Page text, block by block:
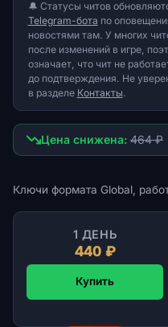
🔔 Статусы читов
Telegram-бота по
новостями там. У многих
после изменений в игре,
означает, что чит не
до подтверждения. Не
в разделе Контакты.
Цена снижена: 464 ₽
Ключи формата Global,
1 ДЕНЬ
440 ₽
Купить